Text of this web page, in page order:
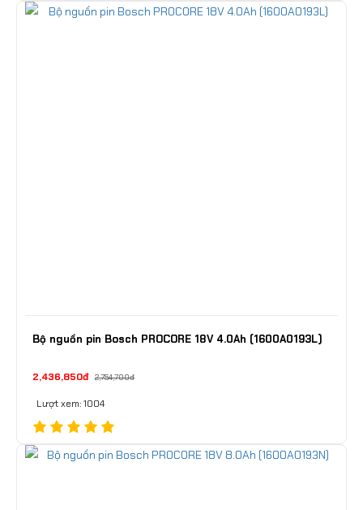
Bộ nguồn pin Bosch PROCORE 18V 4.0Ah (1600A0193L)
2,436,850đ 2,754,700đ
Lượt xem: 1004